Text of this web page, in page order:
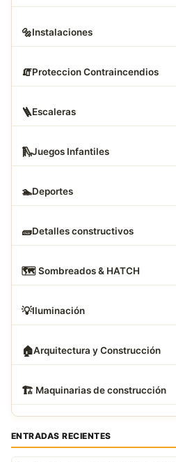
🔩Instalaciones
🧯Proteccion Contraincendios
🪜Escaleras
🛝Juegos Infantiles
🏊Deportes
🧱Detalles constructivos
🗺️ Sombreados & HATCH
💡Iluminación
🏠Arquitectura y Construcción
🏗 ️ Maquinarias de construcción
ENTRADAS RECIENTES